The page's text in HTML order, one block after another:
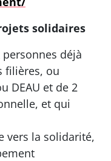
solidaires
déjà
filières, ou
DEAU et de 2
et qui
vers la solidarité,